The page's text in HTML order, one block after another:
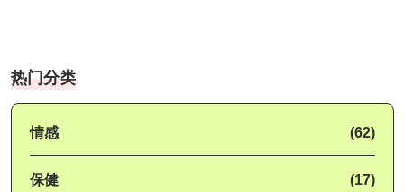
热门分类
情感 (62)
保健 (17)